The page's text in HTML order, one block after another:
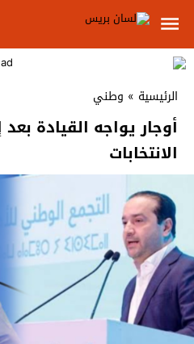
الرئيسية » وطني
أوجار يواجه القيادة
الانتخابات